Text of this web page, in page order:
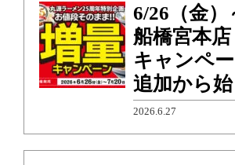
6/26（金
船橋宮本
キャンペ
追加から
2026.6.27